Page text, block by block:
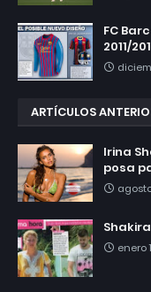
FC
2011/
ARTÍCULOS
Irina
posa
enero